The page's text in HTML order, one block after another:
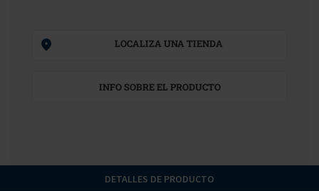
LOCALIZA UNA TIENDA
INFO SOBRE EL PRODUCTO
DETALLES DE PRODUCTO